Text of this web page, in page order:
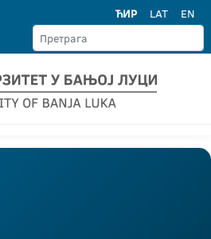
ЋИР LAT EN